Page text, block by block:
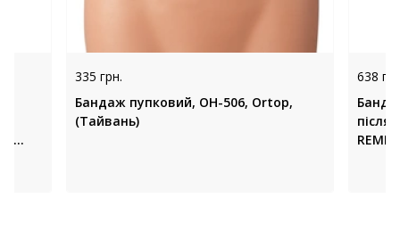
335 грн.
Бандаж пупковий, OH-506, Ortop,
(Тайвань)
638